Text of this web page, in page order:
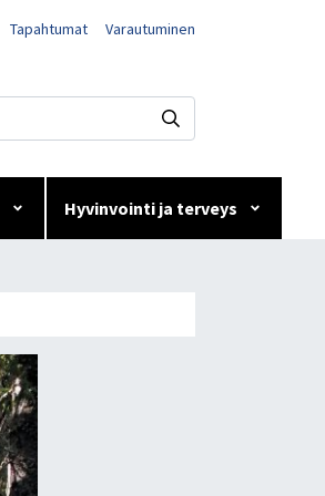
Tapahtumat Varautuminen
Hyvinvointi ja terveys